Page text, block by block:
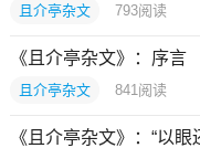
且介亭杂文 793阅读
《且介亭杂文》：序言
且介亭杂文 841 阅读
《且介亭杂文》：“以眼